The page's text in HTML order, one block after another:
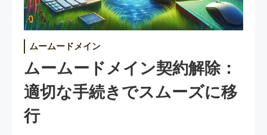
ムームードメイン
ムームードメイン契約解除：
適切な手続きでスムーズに移
行